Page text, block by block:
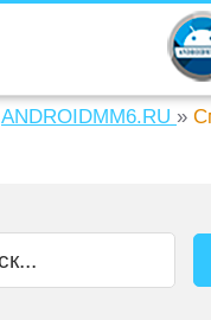
ANDROIDMM6.RU »